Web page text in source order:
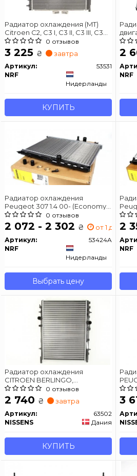
Радиатор охлаждения (MT)
Citroen C2, C3 I, C3 II, C3 III, C3
Pluriel, C4 Cactus, Ds3 Peugeot
1007, 2008, 207, 208 1.0-1.6D
02.02
0 отзывов
3 225 ₴ завтра
Артикул:
53531
NRF
Нидерланды
КУПИТЬ
I,
2
NRF
Радиатор охлаждения
Peugeot 307 1.4 00- (Economy
Class)
0 отзывов
2 072 - 2 302 ₴ от 1 дн.
Артикул:
53424A
NRF
Нидерланды
Выбрать цену
2
NRF
Радиатор охлаждения
CITROEN BERLINGO,
С4/PEUGEOT PARTNER, 206
0 отзывов
2 740 ₴ завтра
Артикул:
63502
NISSENS
Дания
КУПИТЬ
3